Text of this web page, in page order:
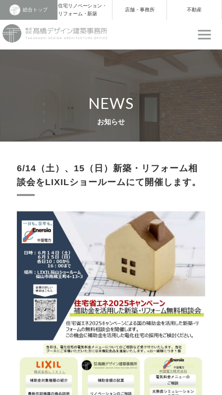
総合トップ
住宅リノベーション・
リフォーム・新築
店舗・事務所 不動産
NEWS
お知らせ
6/14（土）、15（日）新築・リフォーム相
談会をLIXILショールームにて開催します。